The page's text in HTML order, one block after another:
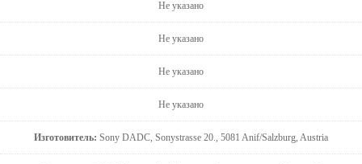
Не указано
Не указано
Не указано
Не указано
Изготовитель: Sony DADC, Sonystrasse 20., 5081 Anif/Salzburg, Austria